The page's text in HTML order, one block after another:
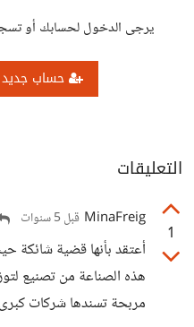
يرجى الدخول لحسابك أو
حساب جديد
التعليقات
1
MinaFreig قبل 5 سنوات
أعتقد بأنها قضية شائكة
هذه الصناعة من تصنيع
مربحة تسندها شركات